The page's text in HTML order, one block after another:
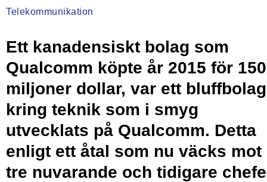
Telekommunikation
Ett kanadensiskt bolag som
Qualcomm köpte år 2015 för 150
miljoner dollar, var ett bluffbolag
kring teknik som i smyg
utvecklats på Qualcomm. Detta
enligt ett åtal som nu väcks mot
tre nuvarande och tidigare